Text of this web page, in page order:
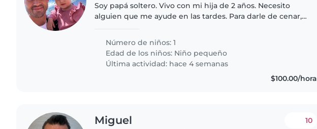
Soy papá soltero. Vivo con mi hija de 2 años. Necesito
alguien que me ayude en las tardes. Para darle de cenar,
Número de niños: 1
Edad de los niños: Niño pequeño
Última actividad: hace 4 semanas
$100.00/hora
Miguel 10